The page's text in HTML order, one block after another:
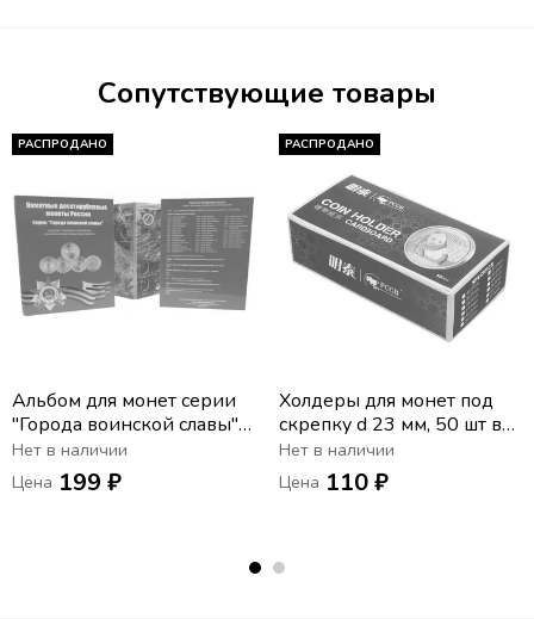
Сопутствующие товары
РАСПРОДАНО
Альбом для монет серии
"Города воинской славы" и
других десятирублевых
Нет в наличии
Цена 199 ₽
РАСПРОДАНО
Холдеры для монет под
скрепку d 23 мм, 50 шт в
упаковке PCCB
Нет в наличии
Цена 110 ₽